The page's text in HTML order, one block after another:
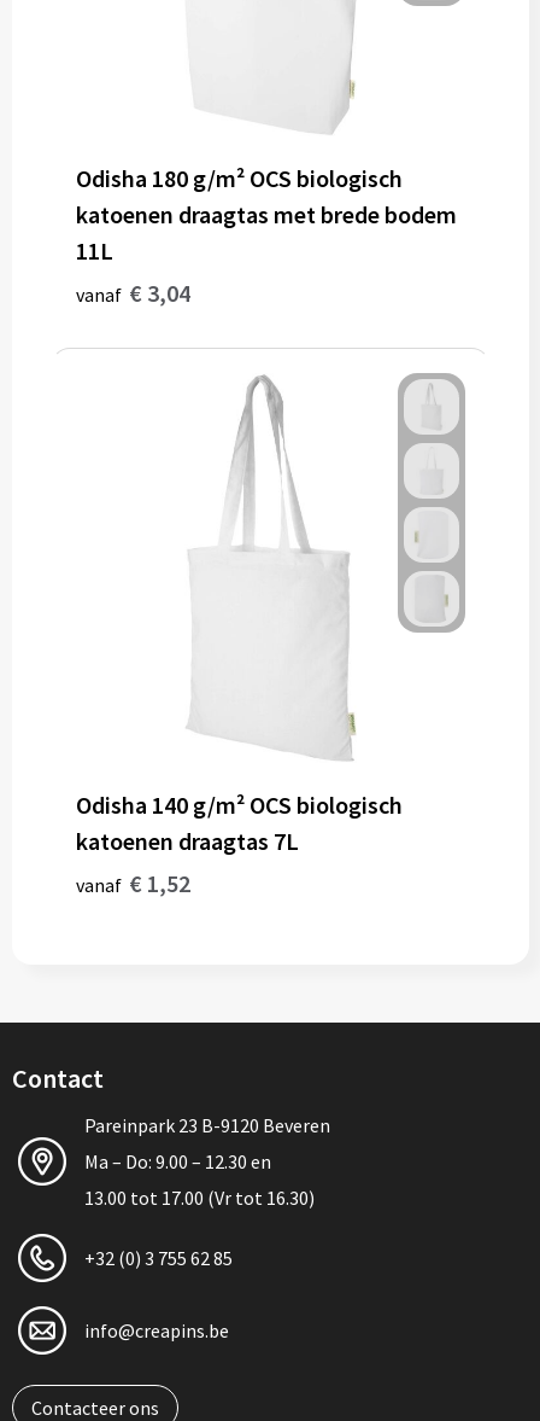
Odisha 180 g/m² OCS biologisch
katoenen draagtas met brede bodem
11L
vanaf € 3,04
Odisha 140 g/m² OCS biologisch
katoenen draagtas 7L
vanaf € 1,52
Contact
Pareinpark 23 B-9120 Beveren
Ma – Do: 9.00 – 12.30 en
13.00 tot 17.00 (Vr tot 16.30)
+32 (0) 3 755 62 85
info@creapins.be
Contacteer ons